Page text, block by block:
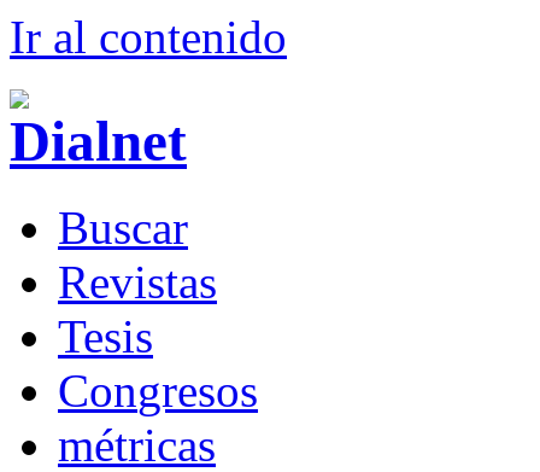
Ir al contenido
Buscar
Revistas
Tesis
Congresos
métricas